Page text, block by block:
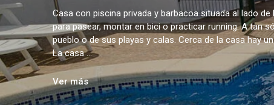
Casa con piscina privada y barbacoa situada al lado
para pasear, montar en bici o practicar running. A tan
pueblo o de sus playas y calas. Cerca de la casa hay
La casa ...
Ver más